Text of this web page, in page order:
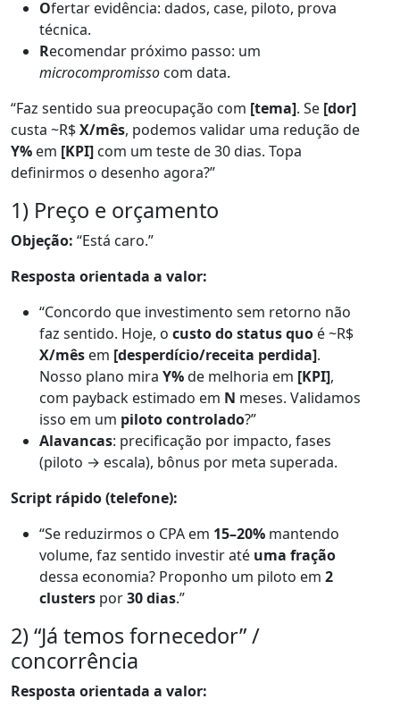
Ofertar evidência: dados, case, piloto, prova
técnica.
Recomendar próximo passo: um
microcompromisso com data.
“Faz sentido sua preocupação com [tema]. Se [dor]
custa ~R$X/mês, podemos validar uma redução de
Y% em [KPI] com um teste de 30 dias. Topa
definirmos o desenho agora?”
1) Preço e orçamento
Objeção: “Está caro.”
Resposta orientada a valor:
“Concordo que investimento sem retorno não
faz sentido. Hoje, o custo do status quo é ~R$
X/mês em [desperdício/receita perdida].
Nosso plano mira Y%de melhoria em [KPI],
com payback estimado em N meses. Validamos
isso em um piloto controlado?”
Alavancas: precificação por impacto, fases
(piloto → escala), bônus por meta superada.
Script rápido (telefone):
“Se reduzirmos o CPA em 15–20% mantendo
volume, faz sentido investir até uma fração
dessa economia? Proponho um piloto em 2
clusters por30 dias.”
2) “Já temos fornecedor” /
concorrência
Resposta orientada a valor: